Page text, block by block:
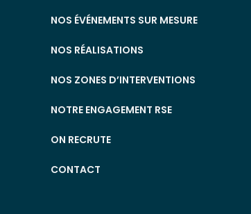
NOS ÉVÉNEMENTS SUR MESURE
NOS RÉALISATIONS
NOS ZONES D’INTERVENTIONS
NOTRE ENGAGEMENT RSE
ON RECRUTE
CONTACT